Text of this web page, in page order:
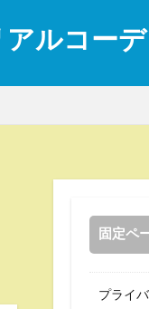
ルコーデ
固定ペ
プライ